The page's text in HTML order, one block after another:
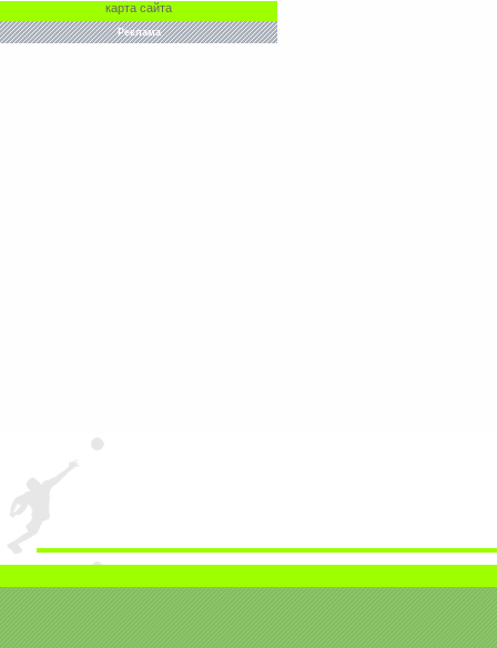
карта сайта
Реклама